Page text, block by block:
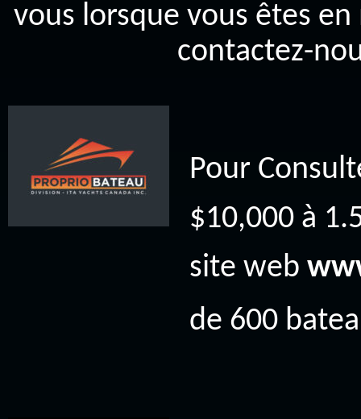
vous lorsque vous êtes
contactez-
Pour
$10,000 à
site web
de 600